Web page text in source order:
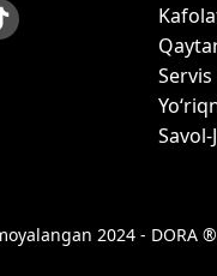
Savol-
2024 - DORA ®